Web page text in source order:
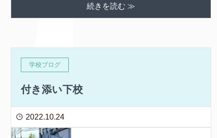
続きを読む ≫
学校ブログ
付き添い下校
2022.10.24